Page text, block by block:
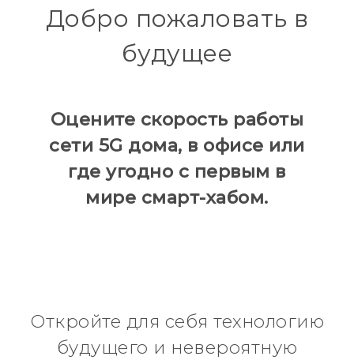
остального
Hub
Добро пожаловать в
будущее
Оцените скорость работы
сети 5G дома, в офисе или
где угодно с первым в
мире смарт-хабом.
Откройте для себя технологию
будущего и невероятную